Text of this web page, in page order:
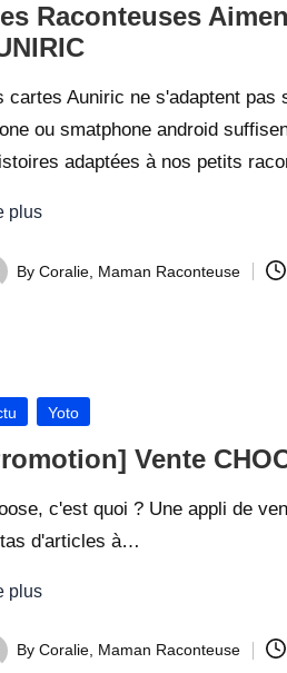
Raconteuses
cartes Auniric ne s'adaptent pas
ou smatphone android
adaptées à nos petits
plus
By Coralie, Maman Raconteuse
Yoto
Vente
c'est quoi ? Une appli de
d'articles à…
plus
By Coralie, Maman Raconteuse